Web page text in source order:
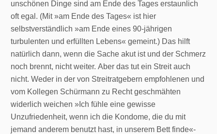
unschönen Dinge sind am Ende des Tages erstaunlich
oft egal. (Mit »am Ende des Tages« ist hier
selbstverständlich »am Ende eines 90-jährigen
turbulenten und erfüllten Lebens« gemeint.) Das hilft
natürlich dann, wenn die Sache akut ist und der Schmerz
noch brennt, nicht weiter. Aber das tut ein Streit auch
nicht. Weder in der von Streitratgebern empfohlenen und
vom Kollegen Schürmann zu Recht geschmähten
widerlich weichen »Ich fühle eine gewisse
Unzufriedenheit, wenn ich die Kondome, die du mit
jemand anderem benutzt hast, in unserem Bett finde«-